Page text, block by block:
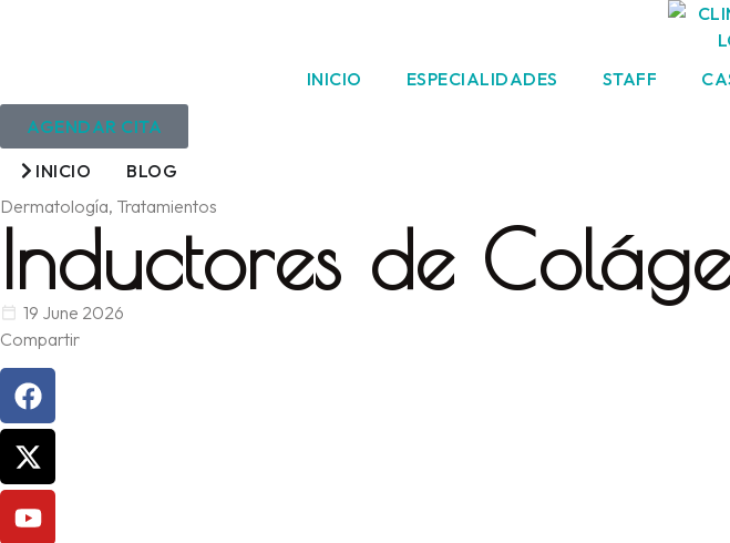
INICIO ESPECIALIDADES STAFF
AGENDAR CITA
INICIO
BLOG
Dermatología, Tratamientos
Inductores de
19 June 2026
Compartir